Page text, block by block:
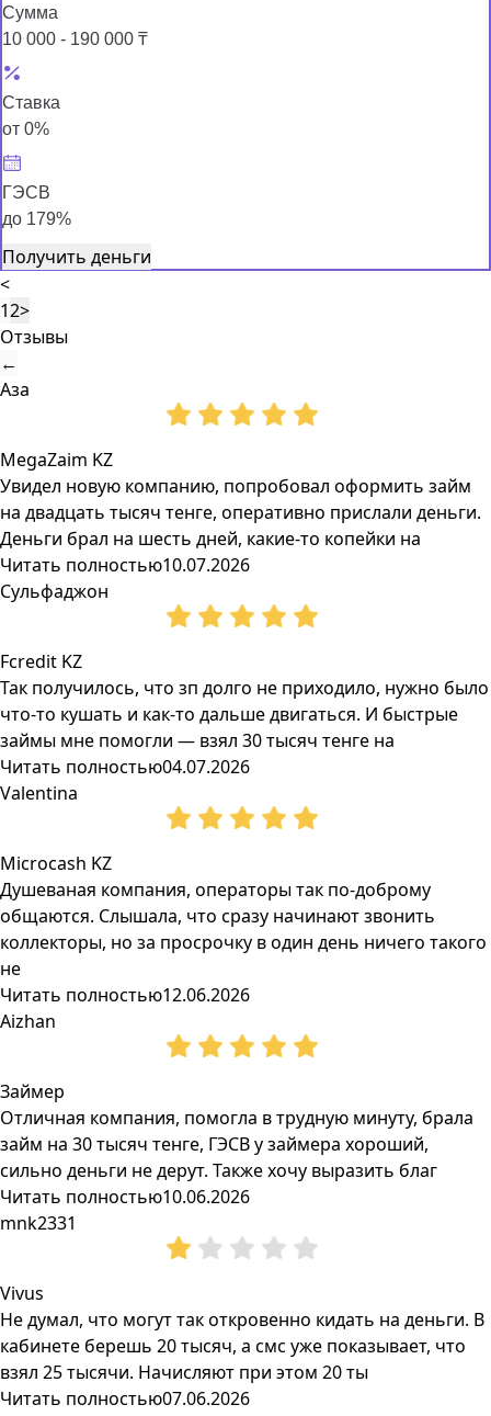
Сумма
10 000 - 190 000 ₸
Ставка
от 0%
ГЭСВ
до 179%
Получить деньги
<
12>
Отзывы
←
Аза
MegaZaim KZ
Увидел новую компанию, попробовал оформить займ
на двадцать тысяч тенге, оперативно прислали деньги.
Деньги брал на шесть дней, какие-то копейки на
Читать полностью10.07.2026
Сульфаджон
Fcredit KZ
Так получилось, что зп долго не приходило, нужно было
что-то кушать и как-то дальше двигаться. И быстрые
займы мне помогли — взял 30 тысяч тенге на
Читать полностью04.07.2026
Valentina
Microcash KZ
Душеваная компания, операторы так по-доброму
общаются. Слышала, что сразу начинают звонить
коллекторы, но за просрочку в один день ничего такого
не
Читать полностью12.06.2026
Aizhan
Займер
Отличная компания, помогла в трудную минуту, брала
займ на 30 тысяч тенге, ГЭСВ у займера хороший,
сильно деньги не дерут. Также хочу выразить благ
Читать полностью10.06.2026
mnk2331
Vivus
Не думал, что могут так откровенно кидать на деньги. В
кабинете берешь 20 тысяч, а смс уже показывает, что
взял 25 тысячи. Начисляют при этом 20 ты
Читать полностью07.06.2026